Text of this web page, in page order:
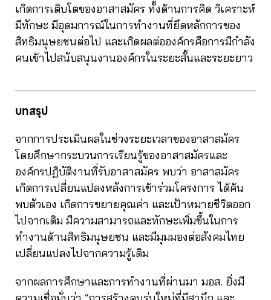
เกิดการเติบโตของอาสาสมัคร ทั้งด้านการคิด วิเคราะห์
มีทักษะ มีอุดมการณ์ในการทำงานที่ยึดหลักการของ
สิทธิมนุษยชนต่อไป และเกิดผลต่อองค์กรคือการมีกำลัง
คนเข้าไปสนับสนุนงานองค์กรในระยะสั้นและระยะยาว
บทสรุป
จากการประเมินผลในช่วงระยะเวลาของอาสาสมัคร
โดยศึกษากระบวนการเรียนรู้ของอาสาสมัครและ
องค์กรปฏิบัติงานที่รับอาสาสมัคร พบว่า อาสาสมัคร
เกิดการเปลี่ยนแปลงหลังการเข้าร่วมโครงการ ได้ค้น
พบตัวเอง เกิดการขยายคุณค่า และเป้าหมายชีวิตออก
ไปจากเดิม มีความสามารถและทักษะเพิ่มขึ้นในการ
ทำงานด้านสิทธิมนุษยชน และมีมุมมองต่อสังคมไทย
เปลี่ยนแปลงไปจากความรู้เดิม
จากผลการศึกษาและการทำงานที่ผ่านมา มอส. ยิ่งมี